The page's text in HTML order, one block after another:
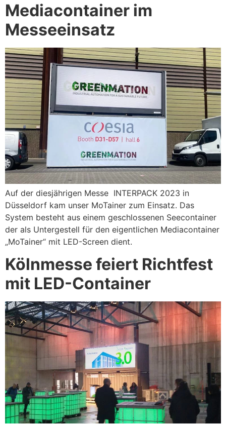
Mediacontainer im
Messeeinsatz
Auf der diesjährigen Messe INTERPACK 2023 in
Düsseldorf kam unser MoTainer zum Einsatz. Das
System besteht aus einem geschlossenen Seecontainer
der als Untergestell für den eigentlichen Mediacontainer
„MoTainer“ mit LED-Screen dient.
Kölnmesse feiert Richtfest
mit LED-Container